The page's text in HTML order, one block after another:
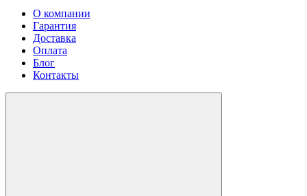
О компании
Гарантия
Доставка
Оплата
Блог
Контакты